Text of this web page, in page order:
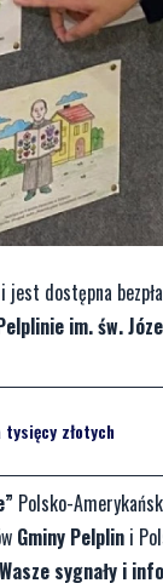
i jest dostępna
im. św.
tysięcy złotych
Polsko-
Gminy Pelplin i
sygnały i